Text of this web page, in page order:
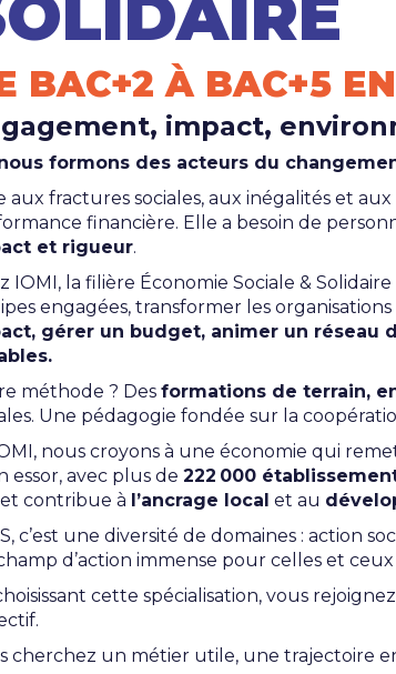
BAC+2 À BAC+5
impact,
nous formons des acteurs du
aux fractures sociales, aux inégalités et
financière. Elle a besoin de
et rigueur.
IOMI, la filière Économie Sociale &
engagées, transformer les
gérer un budget, animer un réseau
méthode ? Des formations de terrain,
Une pédagogie fondée sur la
nous croyons à une économie qui
essor, avec plus de 222 000
contribue à l’ancrage local et au
c’est une diversité de domaines :
d’action immense pour celles et
cette spécialisation, vous
cherchez un métier utile, une trajectoire